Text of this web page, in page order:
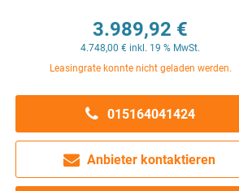
3.989,92 €
4.748,00 € inkl. 19 % MwSt.
Leasingrate konnte nicht geladen werden.
015164041424
Anbieter kontaktieren